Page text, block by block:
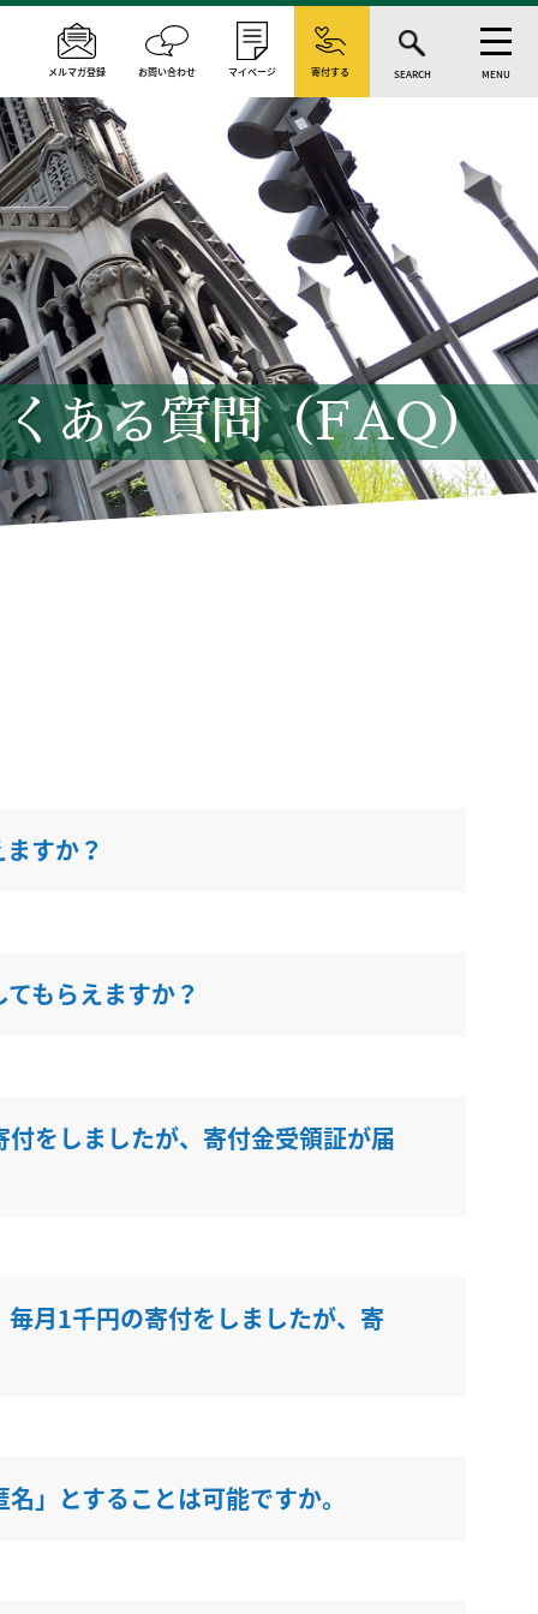
メルマガ登録 お問い合わせ マイページ 寄付する SEARCH MENU
ある質問（FAQ）
すか？
もらえますか？
をしましたが、寄付金受領証が届
月1千円の寄付をしましたが、寄
」とすることは可能ですか。